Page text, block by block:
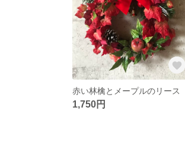
赤い林檎とメープルのリース
1,750円